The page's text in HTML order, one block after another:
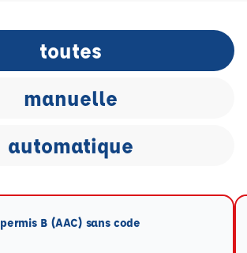
toutes
manuelle
automatique
permis B (AAC) sans code